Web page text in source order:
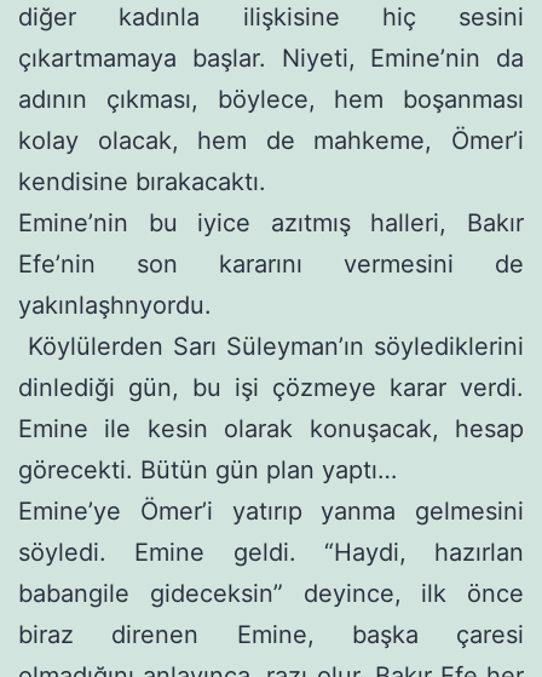
diğer kadınla ilişkisine hiç sesini
çıkartmamaya başlar. Niyeti, Emine’nin da
adının çıkması, böylece, hem boşanması
kolay olacak, hem de mahkeme, Ömer’i
kendisine bırakacaktı.
Emine’nin bu iyice azıtmış halleri, Bakır
Efe’nin son kararını vermesini de
yakınlaşhnyordu.
Köylülerden Sarı Süleyman’ın söylediklerini
dinlediği gün, bu işi çözmeye karar verdi.
Emine ile kesin olarak konuşacak, hesap
görecekti. Bütün gün plan yaptı…
Emine’ye Ömer’i yatırıp yanma gelmesini
söyledi. Emine geldi. “Haydi, hazırlan
babangile gideceksin” deyince, ilk önce
biraz direnen Emine, başka çaresi